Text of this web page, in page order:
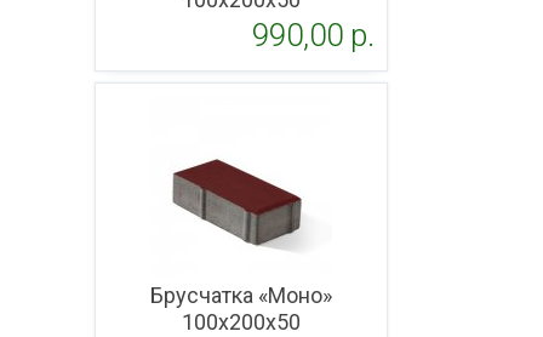
Подробнее
990,00 p.
Брусчатка «Моно»
100x200х50